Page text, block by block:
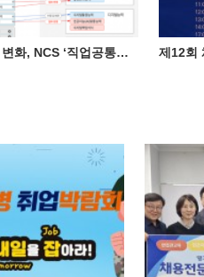
23년 만의 변화, NCS ‘직업공통능력’으로 개편 제12회